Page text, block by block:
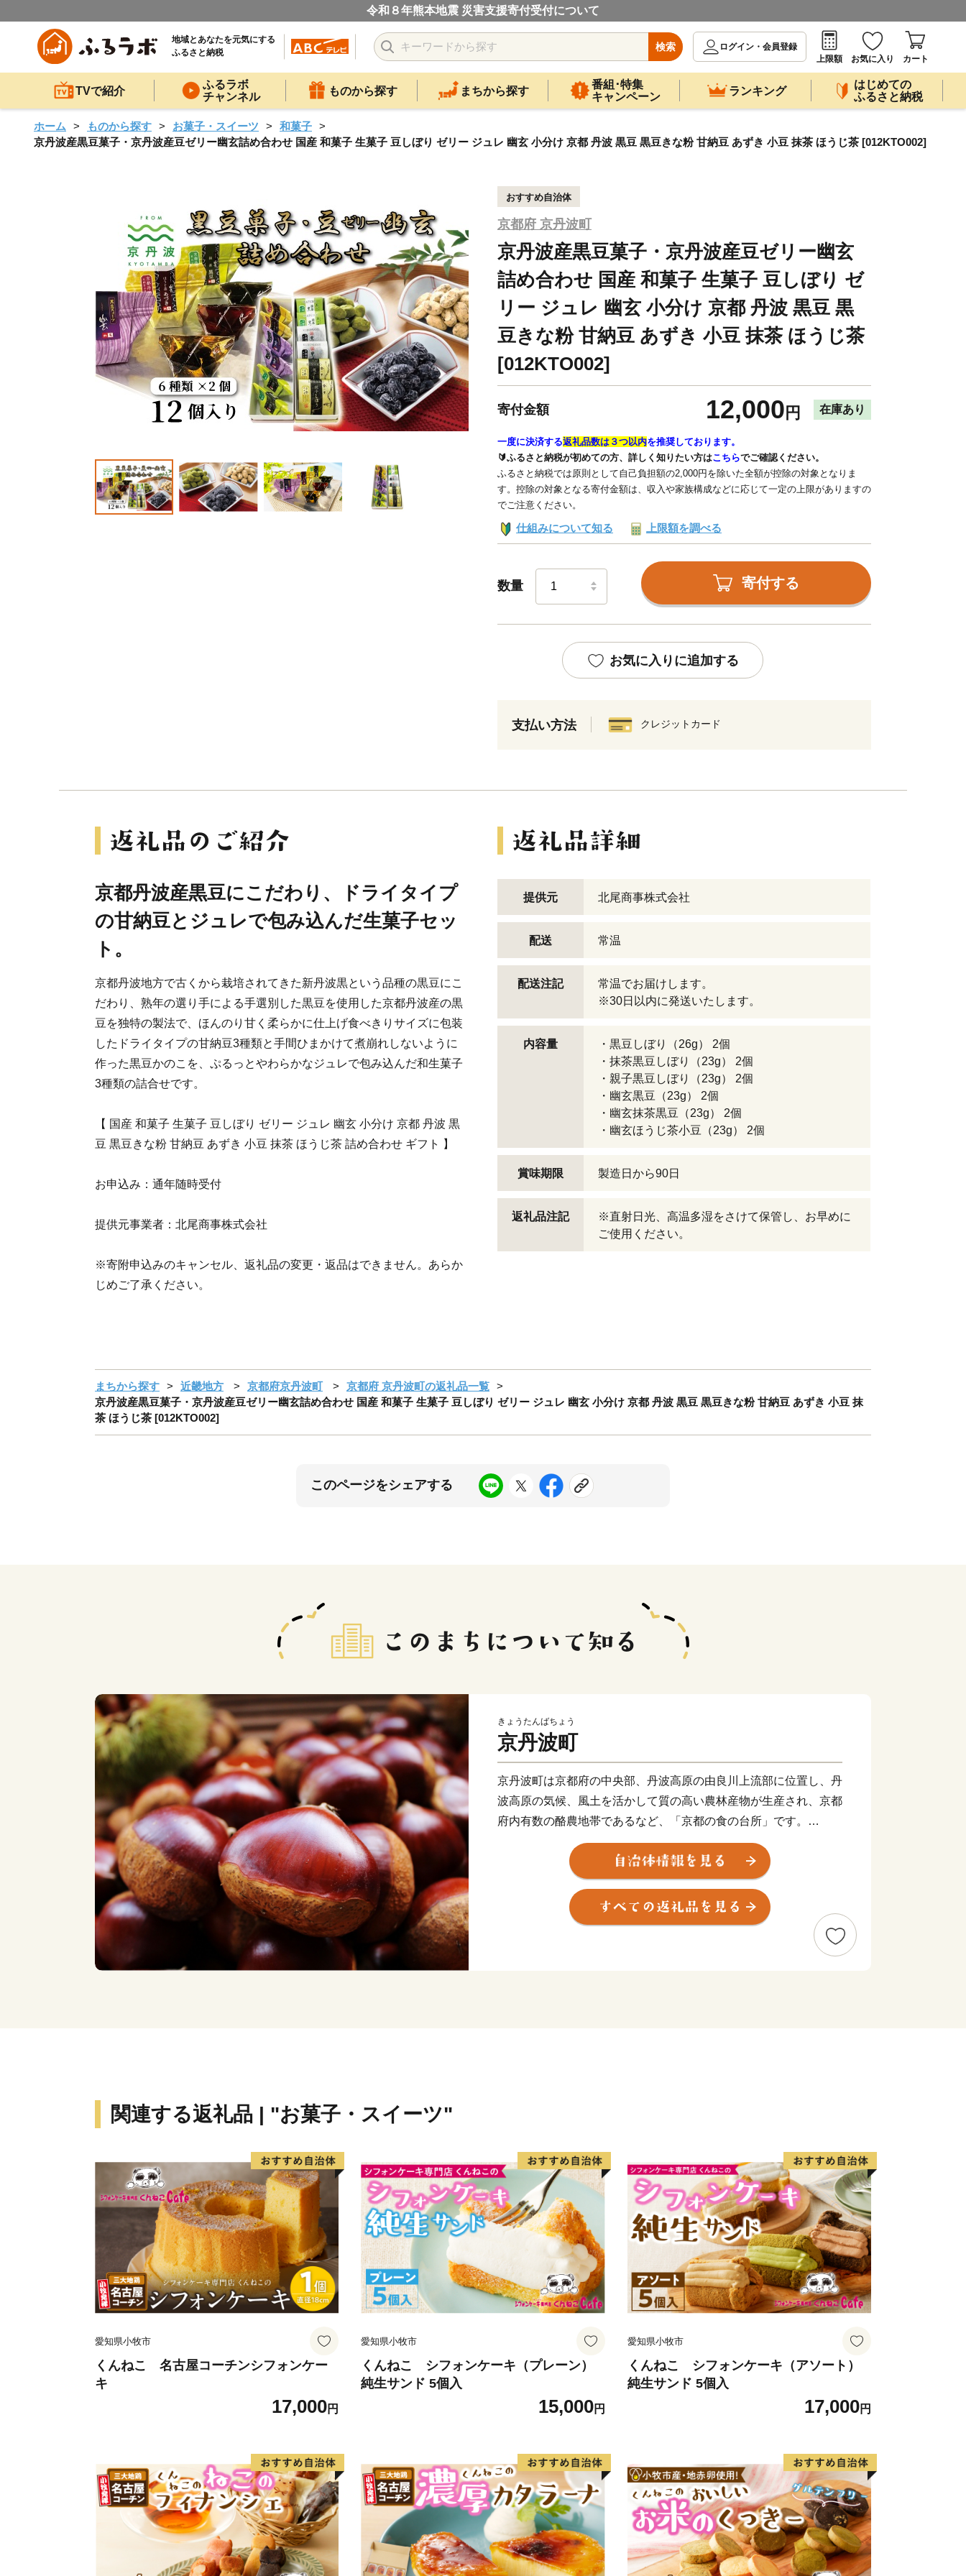
令和８年熊本地震 災害支援寄付受付について
地域とあなたを元気にする
ふるさと納税
検索
ログイン・会員登録
上限額
お気に入り カート
TVで紹介
ふるラボ
チャンネル
ものから探す まちから探す
番組･特集
キャンペーン
ランキング
はじめての
ふるさと納税
ホーム ものから探す お菓子・スイーツ
和菓子
京丹波産黒豆菓子・京丹波産豆ゼリー幽玄詰め合わせ 国産 和菓子 生菓子 豆しぼり ゼリー ジュレ 幽玄 小分け 京都 丹波 黒豆 黒豆きな粉 甘納豆 あずき 小豆 抹茶 ほうじ茶 [012KTO002]
おすすめ自治体
京都府 京丹波町
京丹波産黒豆菓子・京丹波産豆ゼリー幽玄
詰め合わせ 国産 和菓子 生菓子 豆しぼり ゼ
リー ジュレ 幽玄 小分け 京都 丹波 黒豆 黒
豆きな粉 甘納豆 あずき 小豆 抹茶 ほうじ茶
[012KTO002]
寄付金額 12,000 円 在庫あり
一度に決済する返礼品数は３つ以内を推奨しております。
🔰ふるさと納税が初めての方、詳しく知りたい方はこちらでご確認ください。
ふるさと納税では原則として自己負担額の2,000円を除いた全額が控除の対象となりま
す。控除の対象となる寄付金額は、収入や家族構成などに応じて一定の上限がありますの
でご注意ください。
仕組みについて知る 上限額を調べる
数量 寄付する
お気に入りに追加する
支払い方法 クレジットカード
京都丹波産黒豆にこだわり、ドライタイプ
の甘納豆とジュレで包み込んだ生菓子セッ
ト。
京都丹波地方で古くから栽培されてきた新丹波黒という品種の黒豆にこ
だわり、熟年の選り手による手選別した黒豆を使用した京都丹波産の黒
豆を独特の製法で、ほんのり甘く柔らかに仕上げ食べきりサイズに包装
したドライタイプの甘納豆3種類と手間ひまかけて煮崩れしないように
作った黒豆かのこを、ぷるっとやわらかなジュレで包み込んだ和生菓子
3種類の詰合せです。
【 国産 和菓子 生菓子 豆しぼり ゼリー ジュレ 幽玄 小分け 京都 丹波 黒
豆 黒豆きな粉 甘納豆 あずき 小豆 抹茶 ほうじ茶 詰め合わせ ギフト 】
お申込み：通年随時受付
提供元事業者：北尾商事株式会社
※寄附申込みのキャンセル、返礼品の変更・返品はできません。あらか
じめご了承ください。
提供元 北尾商事株式会社
配送 常温
配送注記
常温でお届けします。
※30日以内に発送いたします。
内容量
・黒豆しぼり（26g） 2個
・抹茶黒豆しぼり（23g） 2個
・親子黒豆しぼり（23g） 2個
・幽玄黒豆（23g） 2個
・幽玄抹茶黒豆（23g） 2個
・幽玄ほうじ茶小豆（23g） 2個
賞味期限 製造日から90日
返礼品注記
※直射日光、高温多湿をさけて保管し、お早めに
ご使用ください。
まちから探す 近畿地方 京都府京丹波町
京都府 京丹波町の返礼品一覧
京丹波産黒豆菓子・京丹波産豆ゼリー幽玄詰め合わせ 国産 和菓子 生菓子 豆しぼり ゼリー ジュレ 幽玄 小分け 京都 丹波 黒豆 黒豆きな粉 甘納豆 あずき 小豆 抹
茶 ほうじ茶 [012KTO002]
このページをシェアする
きょうたんばちょう
京丹波町
京丹波町は京都府の中央部、丹波高原の由良川上流部に位置し、丹
波高原の気候、風土を活かして質の高い農林産物が生産され、京都
府内有数の酪農地帯であるなど、「京都の食の台所」です。
四季折々にその姿を美しく変える「琴滝」、丹波高原の雄峰「長老
ヶ岳」などの景勝地があり、特に紅葉シーズンには多くの観光客で
にぎわいます。
★ABCテレビのニュース情報番組「news おかえり」で、丹波ワイ
👉丹波ワイン
関連する返礼品 | "お菓子・スイーツ"
愛知県小牧市
くんねこ 名古屋コーチンシフォンケー
キ
17,000円
愛知県小牧市
くんねこ シフォンケーキ（プレーン）
純生サンド 5個入
15,000円
愛知県小牧市
くんねこ シフォンケーキ（アソート）
純生サンド 5個入
17,000円